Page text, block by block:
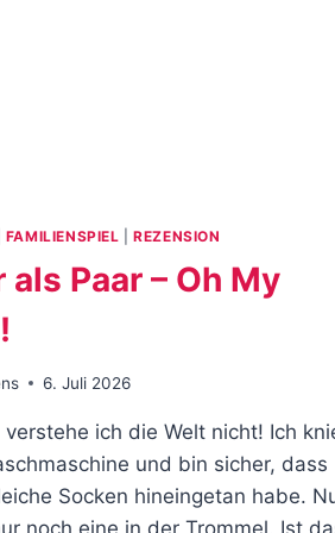
FAMILIENSPIEL |REZENSION
als Paar – Oh My
6. Juli 2026
verstehe ich die Welt nicht! Ich
und bin sicher, dass
Socken hineingetan habe.
noch eine in der Trommel. Ist